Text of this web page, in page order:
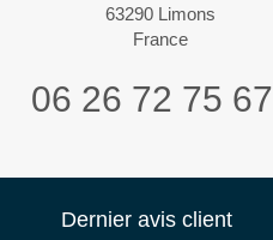
63290 Limons
France
06 26 72 75 67
Dernier avis client